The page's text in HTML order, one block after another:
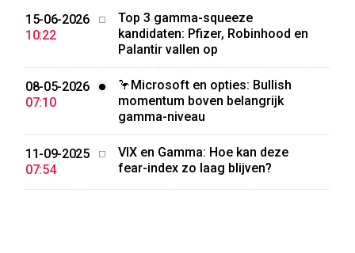
15-06-2026
10:22
Top 3 gamma-squeeze
kandidaten: Pfizer, Robinhood en
Palantir vallen op
08-05-2026
07:10
🦩Microsoft en opties: Bullish
momentum boven belangrijk
gamma-niveau
11-09-2025
07:54
VIX en Gamma: Hoe kan deze
fear-index zo laag blijven?